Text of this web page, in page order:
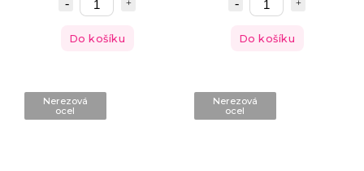
Do košíku Do košíku
Nerezová
ocel
Nerezová
ocel